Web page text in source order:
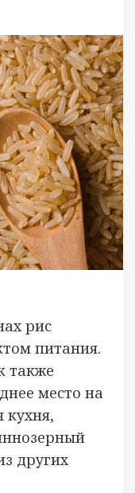
рис
питания.
также
место на
кухня,
других